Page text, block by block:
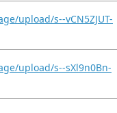
upload/s--vCN5ZJUT-
upload/s--sXl9n0Bn-